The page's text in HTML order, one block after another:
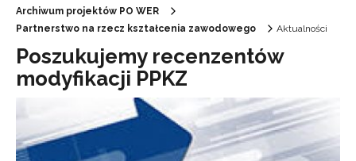
Archiwum projektów PO WER
Partnerstwo na rzecz kształcenia zawodowego
Aktualności
Poszukujemy recenzentów
modyfikacji PPKZ